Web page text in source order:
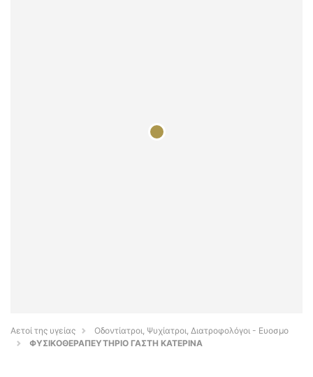
Αετοί της υγείας
Οδοντίατροι, Ψυχίατροι, Διατροφολόγοι - Ευοσμο
ΦΥΣΙΚΟΘΕΡΑΠΕΥΤΗΡΙΟ ΓΑΣΤΗ ΚΑΤΕΡΙΝΑ